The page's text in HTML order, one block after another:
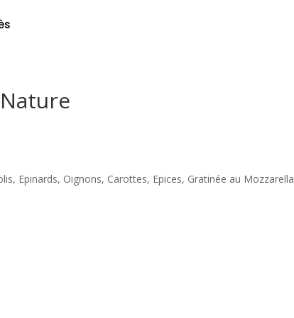
Epinards, Oignons, Carottes, Epices, Gratinée au Mozzarella